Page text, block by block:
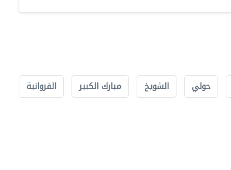
حولي الشويخ مبارك الكبير الفروانية